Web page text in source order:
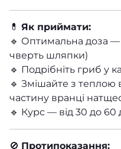
💊 Як приймати:
🔹 Оптимальна доза
чверть шляпки)
🔹 Подрібніть гриб у
🔹 Змішайте з теплою
частину вранці
🔹 Курс — від 30 до 60
🚫 Протипоказання: